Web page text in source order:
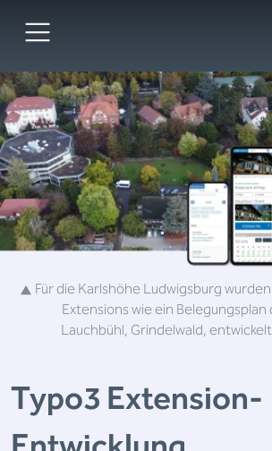
Typo3Extension-
Für die Karlshöhe Ludwigsburg
Extensions wie ein Belegungsplan
Lauchbühl, Grindelwald,